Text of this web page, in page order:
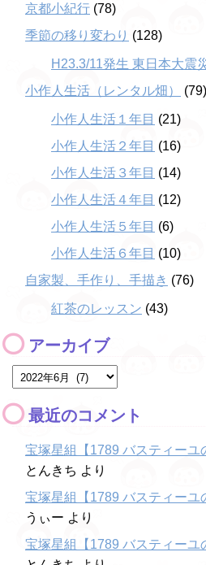
京都小紀行 (78)
季節の移り変わり (128)
H23.3/11発生 東日本大震
小作人生活（レンタル畑）
(79)
小作人生活１年目 (21)
小作人生活２年目 (16)
小作人生活３年目 (14)
小作人生活４年目 (12)
小作人生活５年目 (6)
小作人生活６年目 (10)
自家製、手作り、手描き (76)
紅茶のレッスン (43)
アーカイブ
最近のコメント
宝塚星組【1789 バスティーユ
とんきち より
宝塚星組【1789 バスティーユ
うぃー より
宝塚星組【1789 バスティーユ